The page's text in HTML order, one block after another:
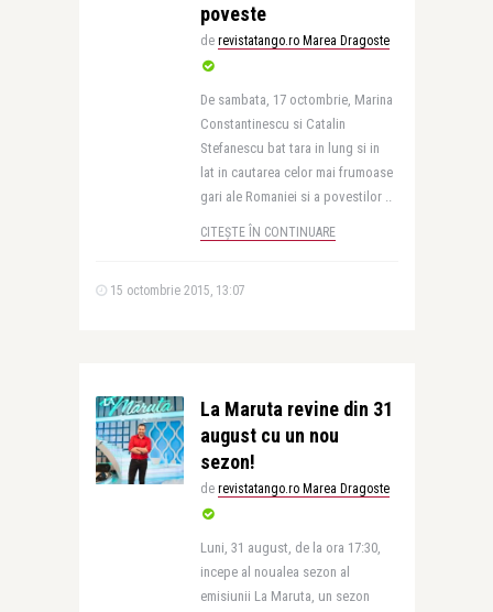
poveste
de revistatango.ro Marea Dragoste
De sambata, 17 octombrie, Marina
Constantinescu si Catalin
Stefanescu bat tara in lung si in
lat in cautarea celor mai frumoase
gari ale Romaniei si a povestilor ..
CITEȘTE ÎN CONTINUARE
15 octombrie 2015, 13:07
La Maruta revine din 31
august cu un nou
sezon!
de revistatango.ro Marea Dragoste
Luni, 31 august, de la ora 17:30,
incepe al noualea sezon al
emisiunii La Maruta, un sezon